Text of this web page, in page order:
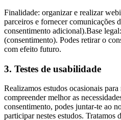
Finalidade: organizar e realizar
parceiros e fornecer comunicações
consentimento adicional).Base
(consentimento). Podes retirar o
com efeito futuro.
3. Testes de usabilidade
Realizamos estudos ocasionais
compreender melhor as
consentimento, podes juntar-te ao
participar nestes estudos. Tratamos